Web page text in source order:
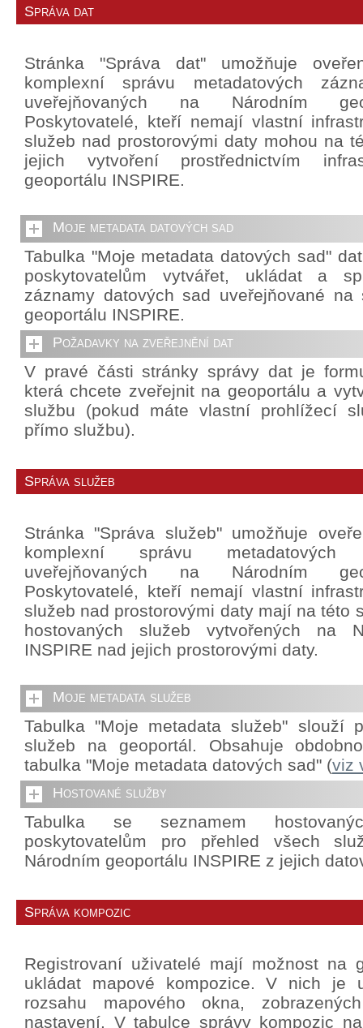
Správa dat
Stránka "Správa dat" umožňuje
komplexní správu metadatových
uveřejňovaných na Národním
Poskytovatelé, kteří nemají vlastní
služeb nad prostorovými daty mohou na
jejich vytvoření prostřednictvím
geoportálu INSPIRE.
Moje metadata datových sad
Tabulka "Moje metadata datových sad"
poskytovatelům vytvářet, ukládat a
záznamy datových sad uveřejňované na
geoportálu INSPIRE.
Požadavky na zveřejnění dat
V pravé části stránky správy dat je
která chcete zveřejnit na geoportálu a
službu (pokud máte vlastní prohlížecí
přímo službu).
Správa služeb
Stránka "Správa služeb" umožňuje
komplexní správu metadatových
uveřejňovaných na Národním
Poskytovatelé, kteří nemají vlastní
služeb nad prostorovými daty mají na této
hostovaných služeb vytvořených na
INSPIRE nad jejich prostorovými daty.
Moje metadata služeb
Tabulka "Moje metadata služeb" slouží
služeb na geoportál. Obsahuje
tabulka "Moje metadata datových sad" (viz
Hostované služby
Tabulka se seznamem
poskytovatelům pro přehled všech
Národním geoportálu INSPIRE z jejich
Správa kompozic
Registrovaní uživatelé mají možnost na
ukládat mapové kompozice. V nich je
rozsahu mapového okna,
nastavení. V tabulce správy kompozic